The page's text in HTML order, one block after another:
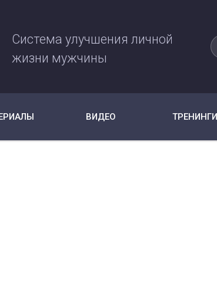
Система улучшения личной
жизни мужчины
ВИДЕО ТРЕНИНГИ